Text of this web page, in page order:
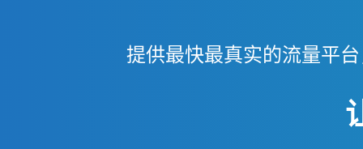
提供最快最真实的流量平